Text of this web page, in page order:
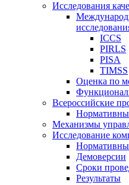
Исследования
ICCS
PIRLS
PISA
TIMSS
Оценка по
Всероссийские
Механизмы
Исследование
Демоверсии
Сроки
Результаты